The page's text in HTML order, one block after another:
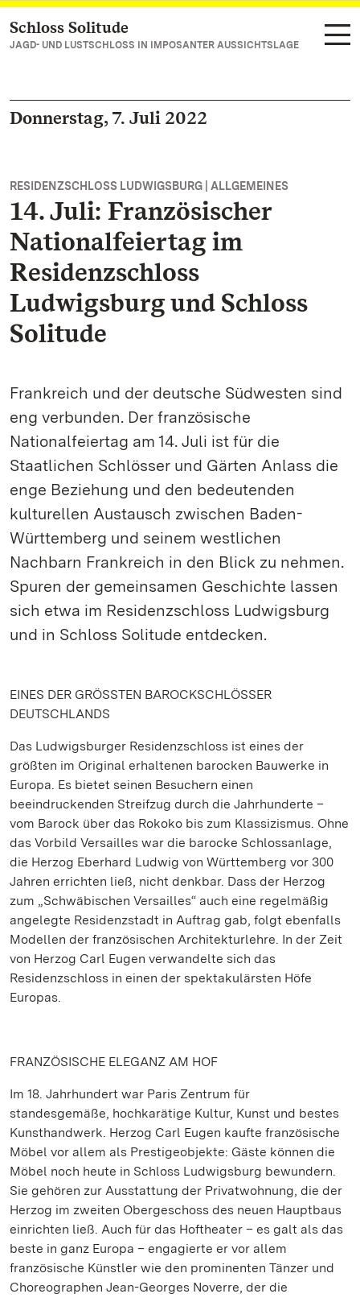
Zum Hauptinhalt springen
Schloss Solitude
JAGD- UND LUSTSCHLOSS IN IMPOSANTER AUSSICHTSLAGE
Donnerstag, 7. Juli 2022
RESIDENZSCHLOSS LUDWIGSBURG | ALLGEMEINES
14. Juli: Französischer
Nationalfeiertag im
Residenzschloss
Ludwigsburg und Schloss
Solitude
Frankreich und der deutsche Südwesten sind
eng verbunden. Der französische
Nationalfeiertag am 14. Juli ist für die
Staatlichen Schlösser und Gärten Anlass die
enge Beziehung und den bedeutenden
kulturellen Austausch zwischen Baden-
Württemberg und seinem westlichen
Nachbarn Frankreich in den Blick zu nehmen.
Spuren der gemeinsamen Geschichte lassen
sich etwa im Residenzschloss Ludwigsburg
und in Schloss Solitude entdecken.
EINES DER GRÖSSTEN BAROCKSCHLÖSSER
DEUTSCHLANDS
Das Ludwigsburger Residenzschloss ist eines der
größten im Original erhaltenen barocken Bauwerke in
Europa. Es bietet seinen Besuchern einen
beeindruckenden Streifzug durch die Jahrhunderte –
vom Barock über das Rokoko bis zum Klassizismus. Ohne
das Vorbild Versailles war die barocke Schlossanlage,
die Herzog Eberhard Ludwig von Württemberg vor 300
Jahren errichten ließ, nicht denkbar. Dass der Herzog
zum „Schwäbischen Versailles“ auch eine regelmäßig
angelegte Residenzstadt in Auftrag gab, folgt ebenfalls
Modellen der französischen Architekturlehre. In der Zeit
von Herzog Carl Eugen verwandelte sich das
Residenzschloss in einen der spektakulärsten Höfe
Europas.
FRANZÖSISCHE ELEGANZ AM HOF
Im 18. Jahrhundert war Paris Zentrum für
standesgemäße, hochkarätige Kultur, Kunst und bestes
Kunsthandwerk. Herzog Carl Eugen kaufte französische
Möbel vor allem als Prestigeobjekte: Gäste können die
Möbel noch heute in Schloss Ludwigsburg bewundern.
Sie gehören zur Ausstattung der Privatwohnung, die der
Herzog im zweiten Obergeschoss des neuen Hauptbaus
einrichten ließ. Auch für das Hoftheater – es galt als das
beste in ganz Europa – engagierte er vor allem
französische Künstler wie den prominenten Tänzer und
Choreographen Jean-Georges Noverre, der die